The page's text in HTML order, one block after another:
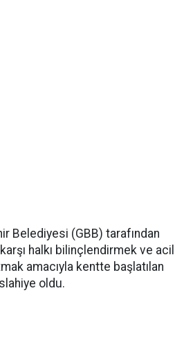
Belediyesi (GBB) tarafından
halkı bilinçlendirmek ve acil
amacıyla kentte başlatılan
oldu.